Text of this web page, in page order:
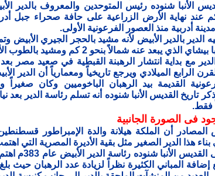
الأنبا شنوده رئيس المتوحدين والمعروف بالدير
6 كم عند نهاية الأرض الزراعية على حافة صحراء جبل
أدربية منذ العصور الفرعونية الأولى.
الدير بالدير الأبيض لأنه مشيد بالحجر الجيري الأبيض
الذي يبعد عنه شمالاً بنحو 2 كم ومشيد بالطوب الأحمر.
مع بداية انتشار الرهبنة القبطية في صعيد مصر
الرابع الميلادي ويرجع تاريخياً ومعمارياً أن الدير
القديمة بيد الرهبان الباخوميين وكان
تاريخ القديس الأنبا شنوده أنه تسلم رئاسة الدير بعد
فقط.
فى الصورة الجانبية
هذا الدير الصغير مثل بقية الأديرة المصرية التي
وعندما تولى